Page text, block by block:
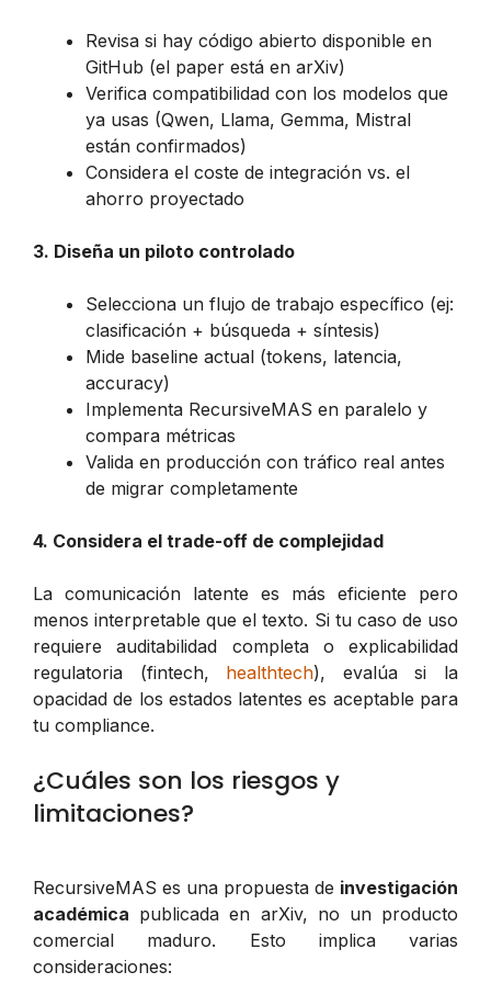
Revisa si hay código abierto disponible en
GitHub (el paper está en arXiv)
Verifica compatibilidad con los modelos que
ya usas (Qwen, Llama, Gemma, Mistral
están confirmados)
Considera el coste de integración vs. el
ahorro proyectado
3. Diseña un piloto controlado
Selecciona un flujo de trabajo específico (ej:
clasificación + búsqueda + síntesis)
Mide baseline actual (tokens, latencia,
accuracy)
Implementa RecursiveMAS en paralelo y
compara métricas
Valida en producción con tráfico real antes
de migrar completamente
4. Considera el trade-off de complejidad
La comunicación latente es más eficiente pero
menos interpretable que el texto. Si tu caso de uso
requiere auditabilidad completa o explicabilidad
regulatoria (fintech, healthtech), evalúa si la
opacidad de los estados latentes es aceptable para
tu compliance.
¿Cuáles son los riesgos y
limitaciones?
RecursiveMAS es una propuesta de investigación
académica publicada en arXiv, no un producto
comercial maduro. Esto implica varias
consideraciones: